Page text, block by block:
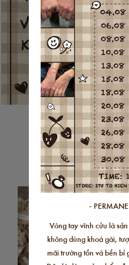
ABOUT
420.000 followers facebook
-
Vòng tay vĩnh cửu là
không dùng khoá gài,
mãi trường tồn và bền bỉ